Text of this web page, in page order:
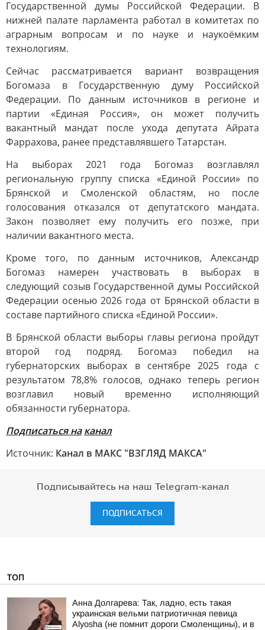
Государственной думы Российской Федерации. В
нижней палате парламента работал в комитетах по
аграрным вопросам и по науке и наукоёмким
технологиям.
Сейчас рассматривается вариант возвращения
Богомаза в Государственную думу Российской
Федерации. По данным источников в регионе и
партии «Единая Россия», он может получить
вакантный мандат после ухода депутата Айрата
Фаррахова, ранее представлявшего Татарстан.
На выборах 2021 года Богомаз возглавлял
региональную группу списка «Единой России» по
Брянской и Смоленской областям, но после
голосования отказался от депутатского мандата.
Закон позволяет ему получить его позже, при
наличии вакантного места.
Кроме того, по данным источников, Александр
Богомаз намерен участвовать в выборах в
следующий созыв Государственной думы Российской
Федерации осенью 2026 года от Брянской области в
составе партийного списка «Единой России».
В Брянской области выборы главы региона пройдут
второй год подряд. Богомаз победил на
губернаторских выборах в сентябре 2025 года с
результатом 78,8% голосов, однако теперь регион
возглавил новый временно исполняющий
обязанности губернатора.
Подписаться на канал
Источник: Канал в МАКС "ВЗГЛЯД МАКСА"
Подписывайтесь на наш Telegram-канал
ПОДПИСАТЬСЯ
ТОП
Анна Долгарева: Так, ладно, есть такая
украинская вельми патриотичная певица
Alyosha (не помнит дороги Смоленщины), и в